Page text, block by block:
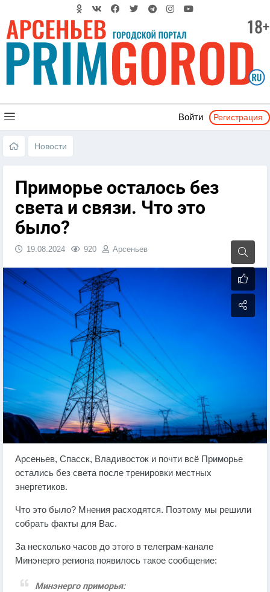
Войти Регистрация
Новости
Приморье осталось без
света и связи. Что это
было?
19.08.2024 920 Арсеньев
Арсеньев, Спасск, Владивосток и почти всё Приморье
остались без света после тренировки местных
энергетиков.
Что это было? Мнения расходятся. Поэтому мы решили
собрать факты для Вас.
За несколько часов до этого в телеграм-канале
Минэнерго региона появилось такое сообщение:
Минэнерго приморья: